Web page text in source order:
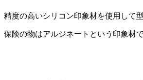
精度の高いシリコン印象材を使用して
保険の物はアルジネートという印象材